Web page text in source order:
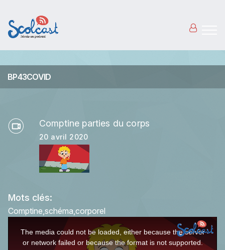
BP43COVID
Comptine parties du corps
20 avril 2020
Mots clés:
Comptine schéma corporel
The media could not be loaded, either because the server
or network failed or because the format is not supported.